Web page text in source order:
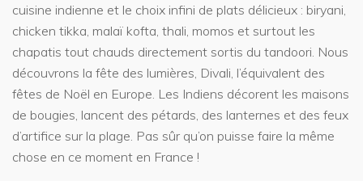
cuisine indienne et le choix infini de plats délicieux : biryani,
chicken tikka, malaï kofta, thali, momos et surtout les
chapatis tout chauds directement sortis du tandoori. Nous
découvrons la fête des lumières, Divali, l’équivalent des
fêtes de Noël en Europe. Les Indiens décorent les maisons
de bougies, lancent des pétards, des lanternes et des feux
d’artifice sur la plage. Pas sûr qu’on puisse faire la même
chose en ce moment en France !